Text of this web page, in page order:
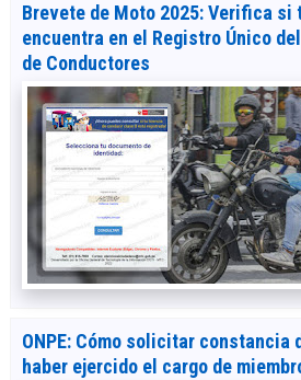
Brevete de Moto 2025: Verifica
encuentra en el Registro Único
de Conductores
ONPE: Cómo solicitar constancia
haber ejercido el cargo de